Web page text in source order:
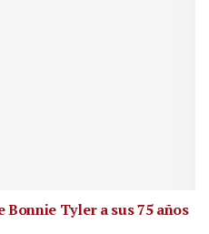
Bonnie Tyler a sus 75 años